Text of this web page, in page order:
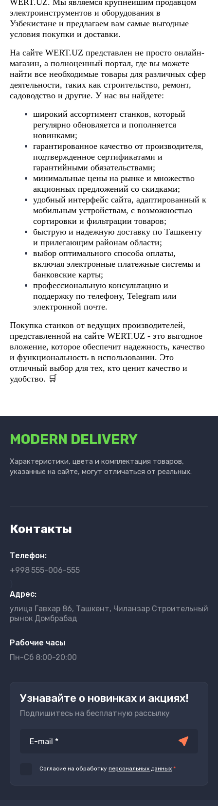
WERT.UZ. Мы являемся крупнейшим продавцом
электроинструментов и оборудования в
Узбекистане и предлагаем вам самые выгодные
условия покупки и доставки.
На сайте WERT.UZ представлен не просто онлайн-
магазин, а полноценный портал, где вы можете
найти все необходимые товары для различных сфер
деятельности, таких как строительство, ремонт,
садоводство и другие. У нас вы найдете:
широкий ассортимент станков, который
регулярно обновляется и пополняется
новинками;
гарантированное качество от производителя,
подтвержденное сертификатами и
гарантийными обязательствами;
минимальные цены на рынке и множество
акционных предложений со скидками;
удобный интерфейс сайта, адаптированный к
мобильным устройствам, с возможностью
сортировки и фильтрации товаров;
быструю и надежную доставку по Ташкенту
и прилегающим районам области;
выбор оптимального способа оплаты,
включая электронные платежные системы и
банковские карты;
профессиональную консультацию и
поддержку по телефону, Telegram или
электронной почте.
Покупка станков от ведущих производителей,
представленной на сайте WERT.UZ - это выгодное
вложение, которое обеспечит надежность, качество
и функциональность в использовании. Это
отличный выбор для тех, кто ценит качество и
удобство. 🛒
MODERN DELIVERY
Характеристики, цвета и комплектация товаров,
указанные на сайте, могут отличаться от реальных.
Контакты
Телефон:
+998555-006-555
Адрес:
улица Гавхар 86, Ташкент, Чиланзар Строительный
рынок Домбрабад
Рабочие часы
Пн-Сб 8:00-20:00
Узнавайте о новинках и акциях!
Подпишитесь на бесплатную рассылку
Согласие на обработку персональных данных *